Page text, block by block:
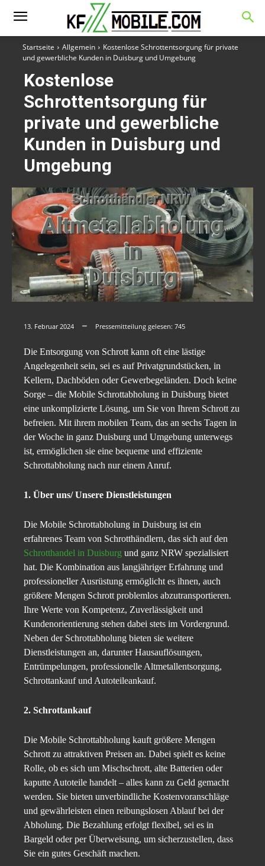
Startseite Allgemein
Kostenlose Schrottentsorgung für private
und gewerbliche Kunden in Duisburg und Umgebung
Kostenlose
Schrottentsorgung für
private und gewerbliche
Kunden in Duisburg und
Umgebung
13. Februar 2024 Pressemitteilung gelesen: 745
Die Entsorgung von Schrott kann oft eine lästige
Angelegenheit sein, sei es auf Privatgrundstücken, in
Kellern, Dachböden oder Gewerbegeländen. Doch keine
Sorge – die Mobile Schrottabholung in Duisburg bietet
eine unkomplizierte Lösung, um Sie von Ihrem Schrott zu
befreien. Mit ihrem mobilen Team, das an sechs Tagen in
der Woche in ganz Duisburg und Umgebung unterwegs
ist, ermöglichen sie eine bequeme und effiziente
Schrottabholung nach nur einem Anruf.
1. Über uns/ Unsere Dienstleistungen
Die Mobile Schrottabholung in Duisburg ist ein
erfahrenes Team von Schrotthändlern, das sich auf den
Schrotthandel in Duisburg und ganz NRW spezialisiert
hat. Die Kombination aus langjähriger Erfahrung und
professioneller Ausrüstung ermöglicht es ihnen, auch
größere Mengen Schrott problemlos abzutransportieren.
Ihre Werte von Kompetenz, Zuverlässigkeit und
Kundenorientierung stehen dabei stets im Vordergrund.
Neben der Schrottabholung bieten sie weitere
Dienstleistungen an, darunter Hausauflösungen,
Entrümpelungen, professionelle Altmetallentsorgung,
Schrottankauf und Autoteileankauf.
2. Schrottankauf
Die Mobile Schrottabholung kauft größere Mengen
Schrott zu attraktiven Preisen an. Dabei spielt es keine
Rolle, ob es sich um Mischschrott, alte Batterien oder
kaputte Autoteile handelt – alles kann zu Geld gemacht
werden. Sie bieten unverbindliche Kostenvoranschläge
und gewährleisten einen reibungslosen Ablauf bei der
Abholung. Die Bezahlung erfolgt flexibel, sei es in
Bargeld oder per Überweisung, um sicherzustellen, dass
Sie ein gutes Geschäft machen.